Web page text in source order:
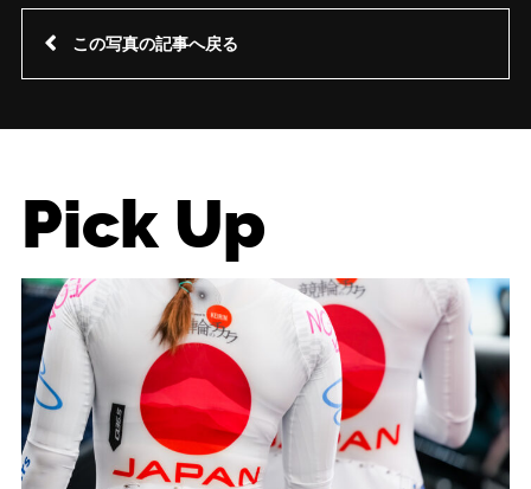
この写真の記事へ戻る
Pick Up